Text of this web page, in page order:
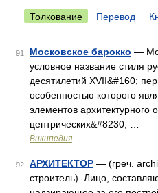
Толкование Перевод
91 Московское барокко —
условное название стиля
десятилетий XVII&#160;
особенностью которого
элементов архитектурного
центрических&#8230; …
Википедия
92 АРХИТЕКТОР — (греч.
строитель). Лицо,